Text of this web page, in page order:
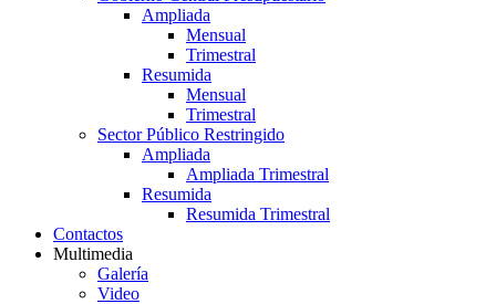
Ampliada
Mensual
Trimestral
Resumida
Mensual
Trimestral
Sector Público Restringido
Ampliada
Ampliada Trimestral
Resumida
Resumida Trimestral
Contactos
Multimedia
Galería
Video